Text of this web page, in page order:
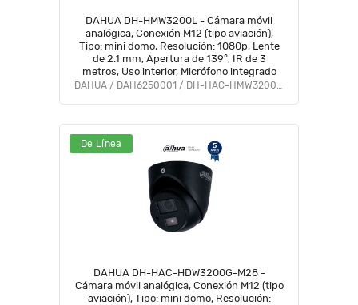
DAHUA DH-HMW3200L - Cámara móvil
analógica, Conexión M12 (tipo aviación),
Tipo: mini domo, Resolución: 1080p, Lente
de 2.1 mm, Apertura de 139°, IR de 3
metros, Uso interior, Micrófono integrado
DAHUA / DAH6250001 / DH-HAC-HMW3200LN
De Línea
DAHUA DH-HAC-HDW3200G-M28 -
Cámara móvil analógica, Conexión M12 (tipo
aviación), Tipo: mini domo, Resolución: